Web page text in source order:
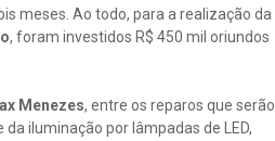
meses. Ao todo, para a realização da
, foram investidos R$ 450 mil oriundos
Menezes, entre os reparos que serão
iluminação por lâmpadas de LED,